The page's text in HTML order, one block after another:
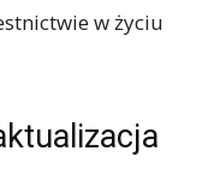
w życiu